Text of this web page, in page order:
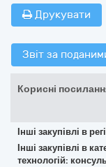
Друкувати
Звіт за
Корисні
Інші закупівлі в
Інші закупівлі в
технологій: